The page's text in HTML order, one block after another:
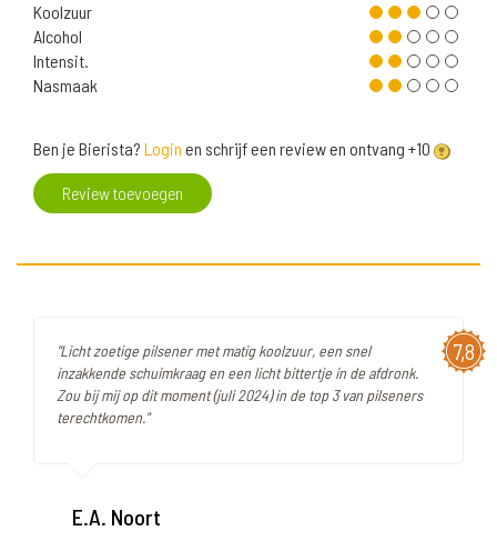
Koolzuur
Alcohol
Intensit.
Nasmaak
Ben je Bierista? Login en schrijf een review en ontvang +10
Review toevoegen
7,8
"Licht zoetige pilsener met matig koolzuur, een snel
inzakkende schuimkraag en een licht bittertje in de afdronk.
Zou bij mij op dit moment (juli 2024) in de top 3 van pilseners
terechtkomen."
E.A. Noort